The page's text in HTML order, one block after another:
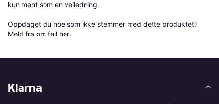
kun ment som en veiledning.
Oppdaget du noe som ikke stemmer med dette produktet?
Meld fra om feil her.
Klarna